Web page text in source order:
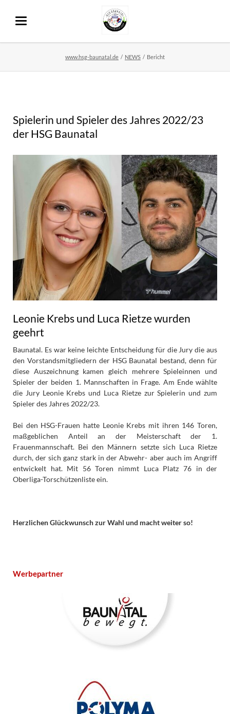
www.hsg-baunatal.de NEWS Bericht
Spielerin und Spieler des Jahres 2022/23
der HSG Baunatal
Leonie Krebs und Luca Rietze wurden
geehrt
Baunatal. Es war keine leichte Entscheidung für die Jury die aus
den Vorstandsmitgliedern der HSG Baunatal bestand, denn für
diese Auszeichnung kamen gleich mehrere Spieleinnen und
Spieler der beiden 1. Mannschaften in Frage. Am Ende wählte
die Jury Leonie Krebs und Luca Rietze zur Spielerin und zum
Spieler des Jahres 2022/23.
Bei den HSG-Frauen hatte Leonie Krebs mit ihren 146 Toren,
maßgeblichen Anteil an der Meisterschaft der 1.
Frauenmannschaft. Bei den Männern setzte sich Luca Rietze
durch, der sich ganz stark in der Abwehr- aber auch im Angriff
entwickelt hat. Mit 56 Toren nimmt Luca Platz 76 in der
Oberliga-Torschützenliste ein.
Herzlichen Glückwunsch zur Wahl und macht weiter so!
Werbepartner